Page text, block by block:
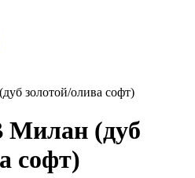
золотой/олива софт)
Милан (дуб
софт)